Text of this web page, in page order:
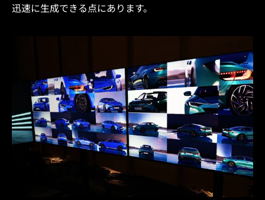
迅速に生成できる点にあります。